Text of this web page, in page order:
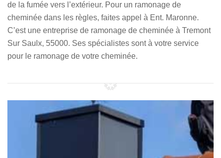
de la fumée vers l’extérieur. Pour un ramonage de
cheminée dans les règles, faites appel à Ent. Maronne.
C’est une entreprise de ramonage de cheminée à Tremont
Sur Saulx, 55000. Ses spécialistes sont à votre service
pour le ramonage de votre cheminée.